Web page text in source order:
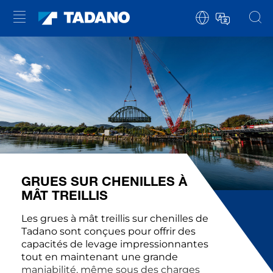
GRUES SUR CHENILLES À
MÂT TREILLIS
Les grues à mât treillis sur chenilles de
Tadano sont conçues pour offrir des
capacités de levage impressionnantes
tout en maintenant une grande
maniabilité, même sous des charges